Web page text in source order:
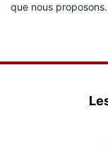
que nous proposons.